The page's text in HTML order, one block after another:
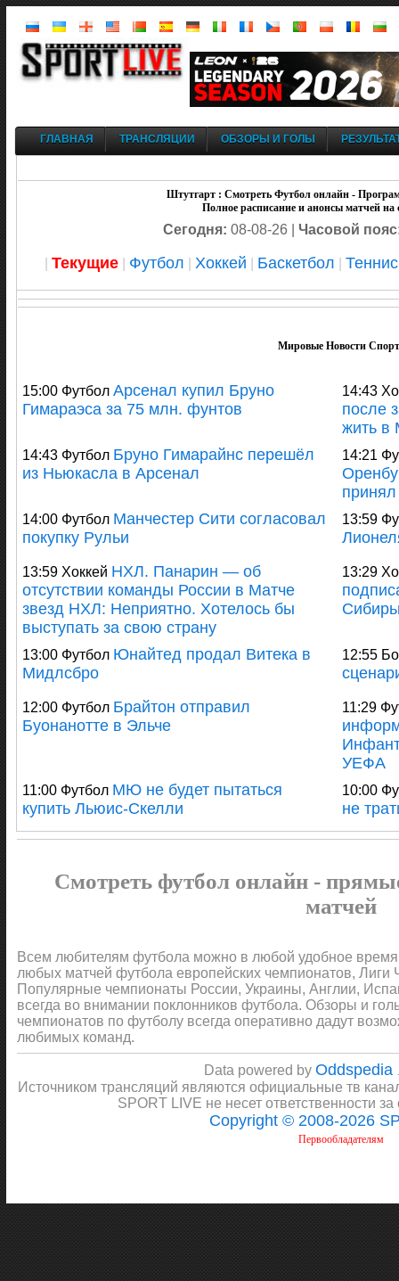
ГЛАВНАЯ ТРАНСЛЯЦИИ ОБЗОРЫ И ГОЛЫ
Штутгарт : Смотреть Футбол онлайн -
Полное расписание и анонсы матчей на
Сегодня: 08-08-26 | Часовой
Текущие Футбол Хоккей Баскетбол Теннис
Мировые Новости
15:00 Футбол Арсенал купил Бруно
Гимараэса за 75 млн. фунтов
14:43
после
жить в
14:43 Футбол Бруно Гимарайнс перешёл
из Ньюкасла в Арсенал
14:21
14:00 Футбол Манчестер Сити согласовал
покупку Рульи
13:59
13:59 Хоккей НХЛ. Панарин — об
отсутствии команды России в Матче
звезд НХЛ: Неприятно. Хотелось бы
выступать за свою страну
13:29
13:00 Футбол Юнайтед продал Витека в
Мидлсбро
12:55
12:00 Футбол Брайтон отправил
Буонанотте в Эльче
11:29
УЕФА
11:00 Футбол МЮ не будет пытаться
купить Льюис-Скелли
10:00
не
Смотреть футбол онлайн -
матчей
Всем любителям футбола можно в любой удобное время
любых матчей футбола европейских чемпионатов,
Популярные чемпионаты России, Украины, Англии,
всегда во внимании поклонников футбола. Обзоры и
чемпионатов по футболу всегда оперативно дадут
любимых команд.
Data powered byOddspedia
Источником трансляций являются официальные тв
SPORT LIVE не несет ответственности
Copyright © 2008-2026
Первообладателям